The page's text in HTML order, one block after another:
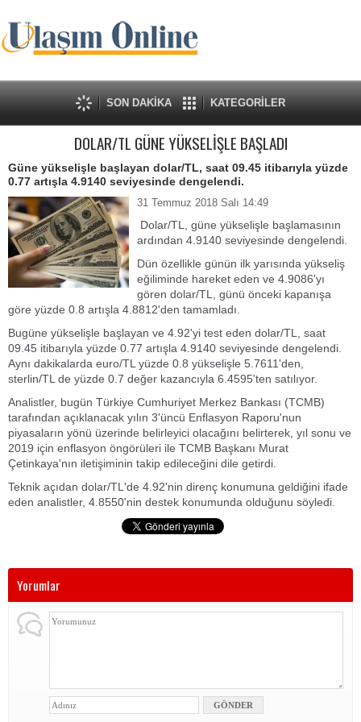
SON DAKİKA KATEGORİLER
DOLAR/TL GÜNE YÜKSELİŞLE BAŞLADI
Güne yükselişle başlayan dolar/TL, saat 09.45 itibarıyla yüzde
0.77 artışla 4.9140 seviyesinde dengelendi.
31 Temmuz 2018 Salı 14:49
Dolar/TL, güne yükselişle başlamasının
ardından 4.9140 seviyesinde dengelendi.
Dün özellikle günün ilk yarısında yükseliş
eğiliminde hareket eden ve 4.9086'yı
gören dolar/TL, günü önceki kapanışa
göre yüzde 0.8 artışla 4.8812'den tamamladı.
Bugüne yükselişle başlayan ve 4.92'yi test eden dolar/TL, saat
09.45 itibarıyla yüzde 0.77 artışla 4.9140 seviyesinde dengelendi.
Aynı dakikalarda euro/TL yüzde 0.8 yükselişle 5.7611'den,
sterlin/TL de yüzde 0.7 değer kazancıyla 6.4595'ten satılıyor.
Analistler, bugün Türkiye Cumhuriyet Merkez Bankası (TCMB)
tarafından açıklanacak yılın 3'üncü Enflasyon Raporu'nun
piyasaların yönü üzerinde belirleyici olacağını belirterek, yıl sonu ve
2019 için enflasyon öngörüleri ile TCMB Başkanı Murat
Çetinkaya'nın iletişiminin takip edileceğini dile getirdi.
Teknik açıdan dolar/TL'de 4.92'nin direnç konumuna geldiğini ifade
eden analistler, 4.8550'nin destek konumunda olduğunu söyledi.
Yorumlar